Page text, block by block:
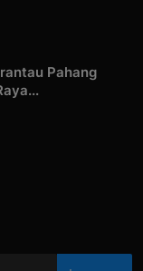
Pahang